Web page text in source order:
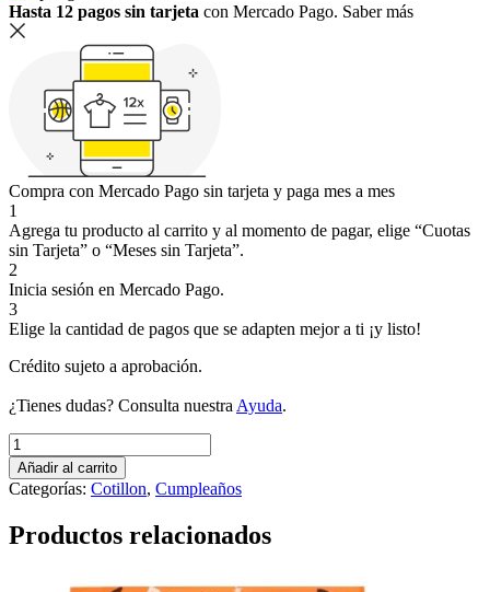
Hasta 12 pagos sin tarjeta con Mercado Pago. Saber más
Compra con Mercado Pago sin tarjeta y paga mes a mes
1
Agrega tu producto al carrito y al momento de pagar, elige “Cuotas
sin Tarjeta” o “Meses sin Tarjeta”.
2
Inicia sesión en Mercado Pago.
3
Elige la cantidad de pagos que se adapten mejor a ti ¡y listo!
Crédito sujeto a aprobación.
¿Tienes dudas? Consulta nuestra Ayuda.
Globos
de
Números
cantidad
Añadir al carrito
Categorías: Cotillon, Cumpleaños
Productos relacionados